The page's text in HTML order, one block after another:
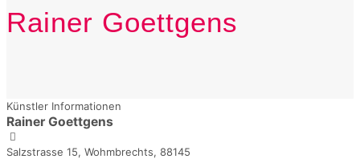
Rainer Goettgens
Künstler Informationen
Rainer Goettgens
Salzstrasse 15, Wohmbrechts, 88145